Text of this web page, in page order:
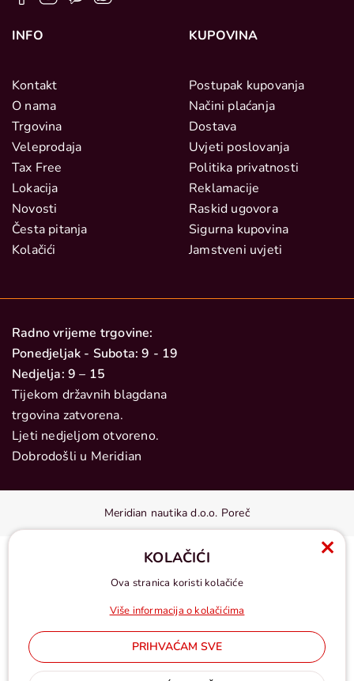
INFO
Kontakt
O nama
Trgovina
Veleprodaja
Tax Free
Lokacija
Novosti
Česta pitanja
Kolačići
KUPOVINA
Postupak kupovanja
Načini plaćanja
Dostava
Uvjeti poslovanja
Politika privatnosti
Reklamacije
Raskid ugovora
Sigurna kupovina
Jamstveni uvjeti
Radno vrijeme trgovine:
Ponedjeljak - Subota: 9 - 19
Nedjelja: 9 – 15
Tijekom državnih blagdana
trgovina zatvorena.
Ljeti nedjeljom otvoreno.
Dobrodošli u Meridian
Meridian nautika d.o.o. Poreč
Cijene u eurima, pdv uključen
KOLAČIĆI
Ova stranica koristi kolačiće
Više informacija o kolačićima
PRIHVAĆAM SVE